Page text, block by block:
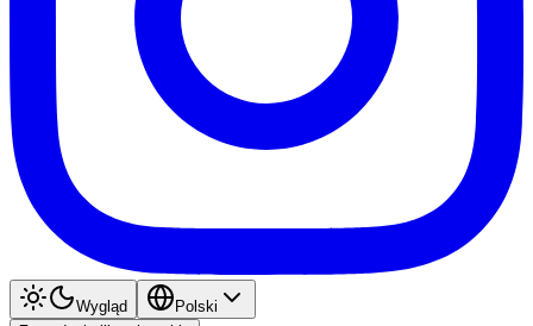
Wygląd
Polski